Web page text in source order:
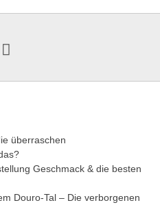
überraschen
Geschmack & die besten
Douro-Tal – Die verborgenen